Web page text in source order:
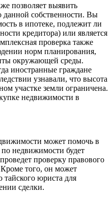
позволяет выявить
собственности. Вы
в ипотеке, подлежит ли
кредитора) или является
проверка также
норм планирования,
окружающей среды.
иностранные граждане
узнавали, что высота
участке земли ограничена.
недвижимости в
может помочь в
недвижимости будет
проверку правового
Кроме того, он может
тайского юриста для
сделки.